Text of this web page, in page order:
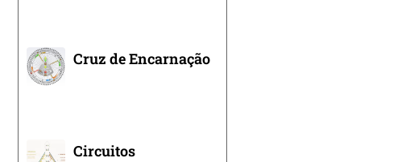
Cruz de Encarnação
Circuitos